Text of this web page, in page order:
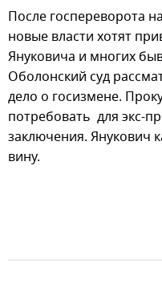
После госпереворота
новые власти хотят
Януковича и многих
Оболонский суд
дело о госизмене.
потребовать для экс-
заключения. Янукович
вину.